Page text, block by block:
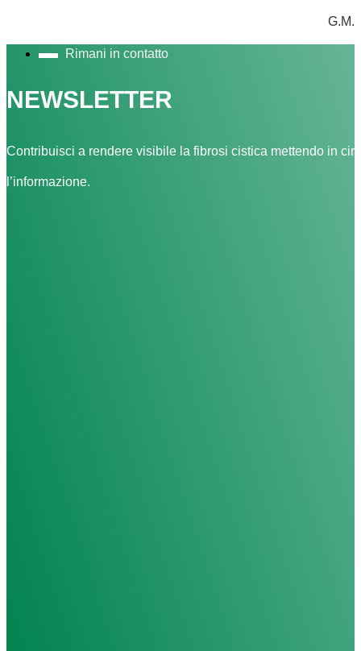
G.M.
Rimani in contatto
NEWSLETTER
Contribuisci a rendere visibile la fibrosi cistica mettendo in
l’informazione.